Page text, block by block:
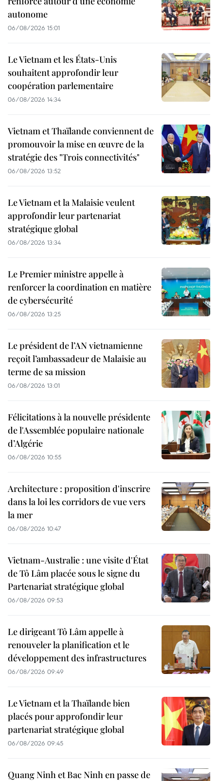
autonome
06/08/2026 15:01
Le Vietnam et les États-Unis
souhaitent approfondir leur
coopération parlementaire
06/08/2026 14:34
Vietnam et Thaïlande conviennent de
promouvoir la mise en œuvre de la
stratégie des "Trois connectivités"
06/08/2026 13:52
Le Vietnam et la Malaisie veulent
approfondir leur partenariat
stratégique global
06/08/2026 13:34
Le Premier ministre appelle à
renforcer la coordination en matière
de cybersécurité
06/08/2026 13:25
Le président de l’AN vietnamienne
reçoit l’ambassadeur de Malaisie au
terme de sa mission
06/08/2026 13:01
Félicitations à la nouvelle présidente
de l'Assemblée populaire nationale
d’Algérie
06/08/2026 10:55
Architecture : proposition d'inscrire
dans la loi les corridors de vue vers
la mer
06/08/2026 10:47
Vietnam-Australie : une visite d'État
de Tô Lâm placée sous le signe du
Partenariat stratégique global
06/08/2026 09:53
Le dirigeant Tô Lâm appelle à
renouveler la planification et le
développement des infrastructures
06/08/2026 09:49
Le Vietnam et la Thaïlande bien
placés pour approfondir leur
partenariat stratégique global
06/08/2026 09:45
Quang Ninh et Bac Ninh en passe de